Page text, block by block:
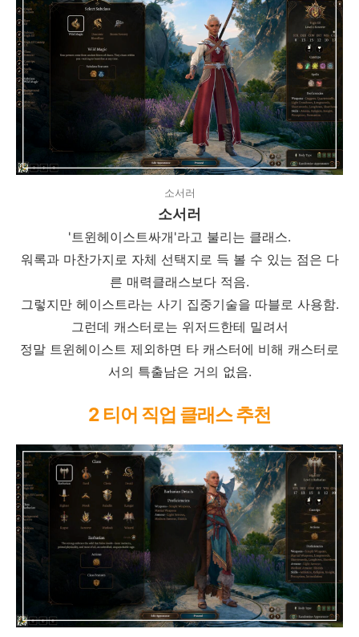
소서러
소서러
'트윈헤이스트싸개'라고 불리는 클래스.
워록과 마찬가지로 자체 선택지로 득 볼 수 있는 점은 다
른 매력클래스보다 적음.
그렇지만 헤이스트라는 사기 집중기술을 따블로 사용함.
그런데 캐스터로는 위저드한테 밀려서
정말 트윈헤이스트 제외하면 타 캐스터에 비해 캐스터로
서의 특출남은 거의 없음.
2 티어 직업 클래스 추천